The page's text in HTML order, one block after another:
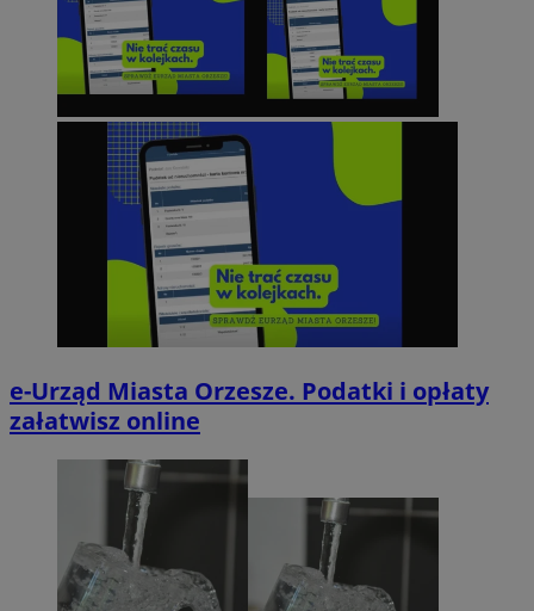
e-Urząd Miasta Orzesze. Podatki i opłaty
załatwisz online